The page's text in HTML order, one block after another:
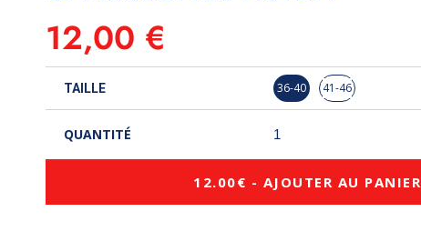
12,00 €
TAILLE 36-40 41-46
QUANTITÉ
12.00€ - AJOUTER AU PANIER